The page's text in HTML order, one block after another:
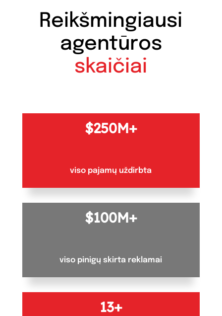
Reikšmingiausi
agentūros
skaičiai
250M+
viso pajamų uždirbta
100M+
viso pinigų skirta reklamai
13+